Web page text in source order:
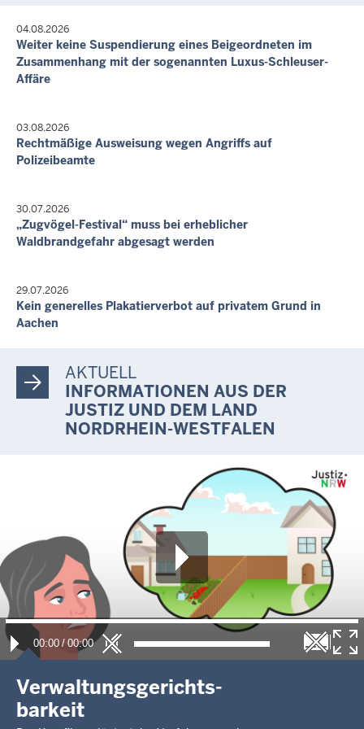
7. Aug. 2026, 17:55 Uhr
04.08.2026
Weiter keine Suspendierung eines Beigeordneten im
Zusammenhang mit der sogenannten Luxus-Schleuser-
Affäre
03.08.2026
Rechtmäßige Ausweisung wegen Angriffs auf
Polizeibeamte
30.07.2026
„Zugvögel-Festival“ muss bei erheblicher
Waldbrandgefahr abgesagt werden
29.07.2026
Kein generelles Plakatierverbot auf privatem Grund in
Aachen
AKTUELL
INFORMATIONEN AUS DER
JUSTIZ UND DEM LAND
NORDRHEIN-WESTFALEN
00:00 / 00:00
Verwaltungsgerichts-
barkeit